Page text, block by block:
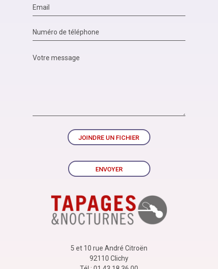
5 et 10 rue André Citroën
92110 Clichy
JOINDRE UN FICHIER
ENVOYER